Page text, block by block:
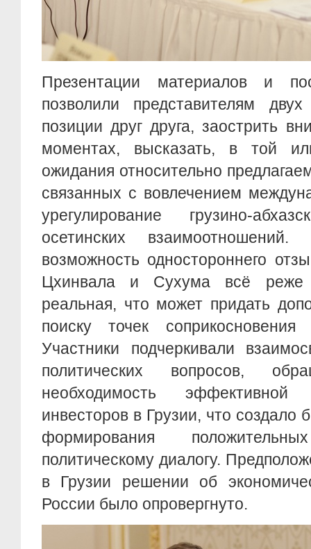
Презентации материалов и
позволили представителям
позиции друг друга, заострить
моментах, высказать, в той
ожидания относительно
связанных с вовлечением
урегулирование грузино-
осетинских
возможность одностороннего
Цхинвала и Сухума всё реже
реальная, что может придать
поиску точек
Участники подчеркивали
политических вопросов,
необходимость
инвесторов в Грузии, что
формирования
политическому диалогу.
в Грузии решении об
России было опровергнуто.